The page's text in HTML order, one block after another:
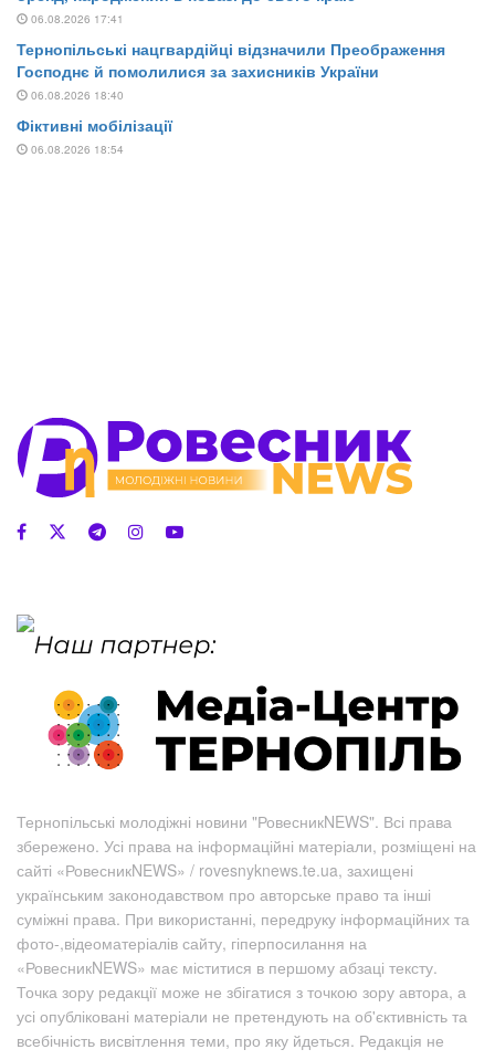
Тернопільські молодіжні новини "РовесникNEWS". Всі права
збережено. Усі права на інформаційні матеріали, розміщені на
сайті «РовесникNEWS» / rovesnyknews.te.ua, захищені
українським законодавством про авторське право та інші
суміжні права. При використанні, передруку інформаційних та
фото-,відеоматеріалів сайту, гіперпосилання на
«РовесникNEWS» має міститися в першому абзаці тексту.
Точка зору редакції може не збігатися з точкою зору автора, а
усі опубліковані матеріали не претендують на об'єктивність та
всебічність висвітлення теми, про яку йдеться. Редакція не